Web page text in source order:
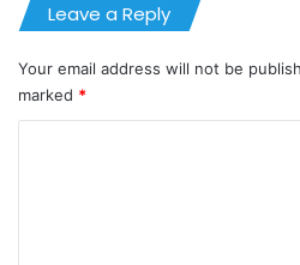
Leave a Reply
Your email address will not be
marked *